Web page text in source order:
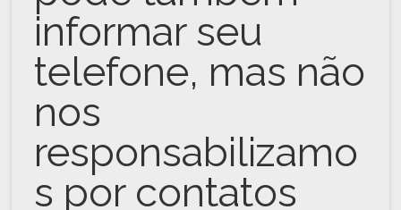
informar seu
telefone, mas não
nos
responsabilizamo
s por contatos